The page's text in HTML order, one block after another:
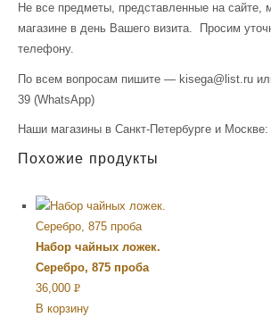
Не все предметы, представленные на сайте,
магазине в день Вашего визита. Просим
телефону.
По всем вопросам пишите — kisega@list.ru
39 (WhatsApp)
Наши магазины в Санкт-Петербурге и
Похожие продукты
Набор чайных ложек.
Серебро, 875 проба
36,000 Р
УБ.
В корзину